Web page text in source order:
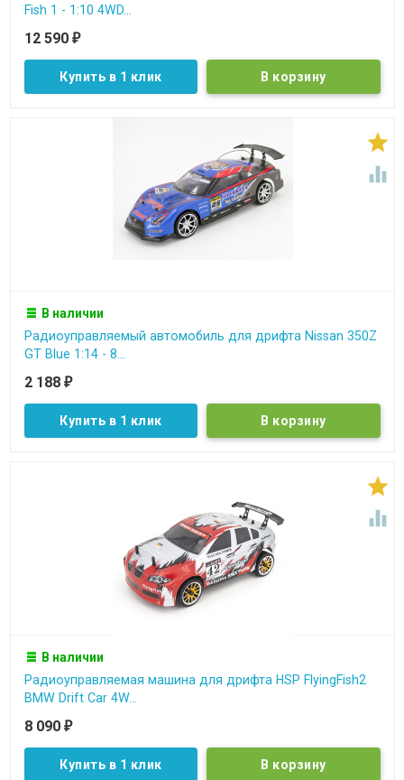
Fish 1 - 1:10 4WD...
12 590 ₽
Купить в 1 клик


В наличии
Радиоуправляемый автомобиль для дрифта Nissan 350Z
GT Blue 1:14 - 8...
2 188 ₽
Купить в 1 клик


В наличии
Радиоуправляемая машина для дрифта HSP FlyingFish2
BMW Drift Car 4W...
8 090 ₽
Купить в 1 клик